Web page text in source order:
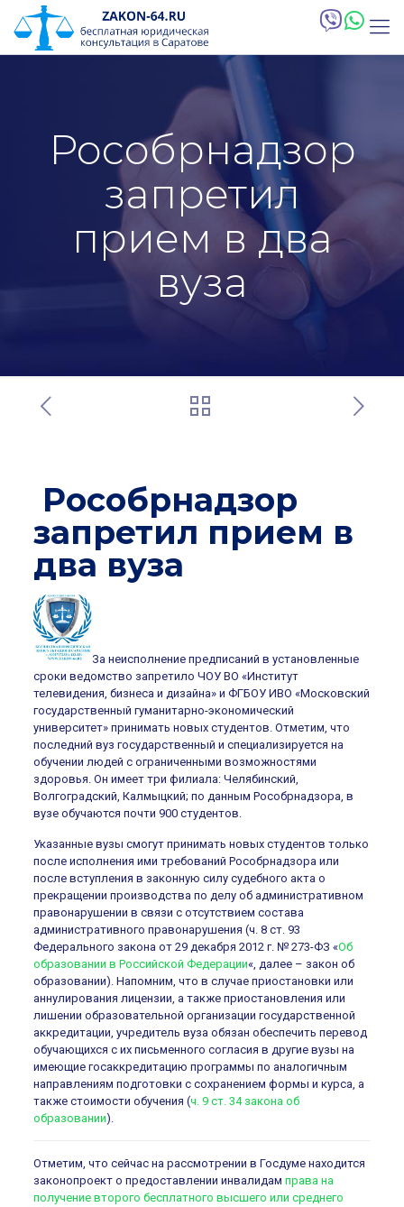
Рособрнадзор
запретил
прием в два
вуза
Рособрнадзор
запретил прием в
два вуза
За неисполнение предписаний в установленные
сроки ведомство запретило ЧОУ ВО «Институт
телевидения, бизнеса и дизайна» и ФГБОУ ИВО «Московский
государственный гуманитарно-экономический
университет» принимать новых студентов. Отметим, что
последний вуз государственный и специализируется на
обучении людей с ограниченными возможностями
здоровья. Он имеет три филиала: Челябинский,
Волгоградский, Калмыцкий; по данным Рособрнадзора, в
вузе обучаются почти 900 студентов.
Указанные вузы смогут принимать новых студентов только
после исполнения ими требований Рособрнадзора или
после вступления в законную силу судебного акта о
прекращении производства по делу об административном
правонарушении в связи с отсутствием состава
административного правонарушения (ч. 8 ст. 93
Федерального закона от 29 декабря 2012 г. № 273-ФЗ «Об
образовании в Российской Федерации«, далее – закон об
образовании). Напомним, что в случае приостановки или
аннулирования лицензии, а также приостановления или
лишении образовательной организации государственной
аккредитации, учредитель вуза обязан обеспечить перевод
обучающихся с их письменного согласия в другие вузы на
имеющие госаккредитацию программы по аналогичным
направлениям подготовки с сохранением формы и курса, а
также стоимости обучения (ч. 9 ст. 34 закона об
образовании).
Отметим, что сейчас на рассмотрении в Госдуме находится
законопроект о предоставлении инвалидам права на
получение второго бесплатного высшего или среднего